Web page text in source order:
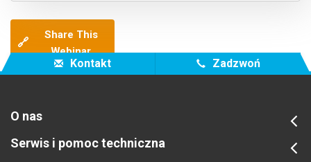
🔗
Share This
Webinar
Kontakt Zadzwoń
O nas
Serwis i pomoc techniczna